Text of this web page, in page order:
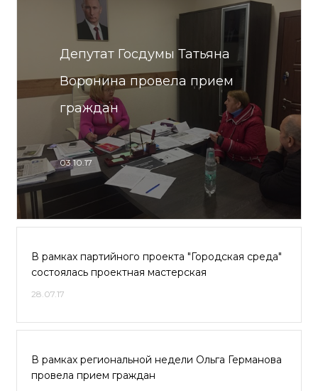
Депутат Госдумы Татьяна
Воронина провела прием
граждан
03.10.17
В рамках партийного проекта "Городская среда"
состоялась проектная мастерская
28.07.17
В рамках региональной недели Ольга Германова
провела прием граждан